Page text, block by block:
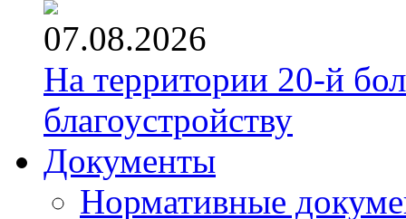
07.08.2026
На территории 20-й
благоустройству
Документы
Нормативные